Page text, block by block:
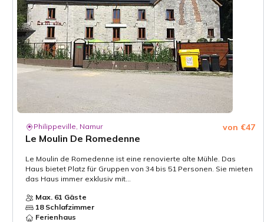
Philippeville, Namur
Le Moulin De Romedenne
von €47
Le Moulin de Romedenne ist eine renovierte alte Mühle. Das
Haus bietet Platz für Gruppen von 34 bis 51 Personen. Sie mieten
das Haus immer exklusiv mit...
Max. 61 Gäste
18 Schlafzimmer
Ferienhaus